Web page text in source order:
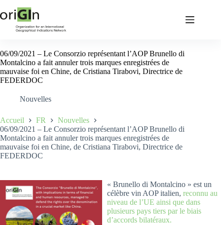
06/09/2021 – Le Consorzio représentant l’AOP Brunello di
Montalcino a fait annuler trois marques enregistrées de
mauvaise foi en Chine, de Cristiana Tirabovi, Directrice de
FEDERDOC
Nouvelles
Accueil FR
Nouvelles
06/09/2021 – Le Consorzio représentant l’AOP Brunello di
Montalcino a fait annuler trois marques enregistrées de
mauvaise foi en Chine, de Cristiana Tirabovi, Directrice de
FEDERDOC
« Brunello di Montalcino » est un
célèbre vin AOP italien, reconnu au
niveau de l’UE ainsi que dans
plusieurs pays tiers par le biais
d’accords bilatéraux.